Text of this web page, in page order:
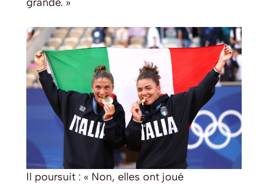
Il poursuit : « Non, elles ont joué